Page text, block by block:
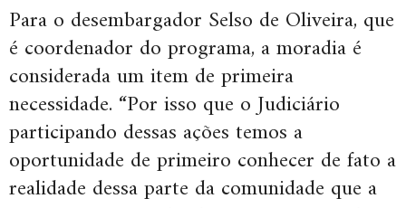
Para o desembargador Selso de Oliveira, que
é coordenador do programa, a moradia é
considerada um item de primeira
necessidade. “Por isso que o Judiciário
participando dessas ações temos a
oportunidade de primeiro conhecer de fato a
realidade dessa parte da comunidade que a